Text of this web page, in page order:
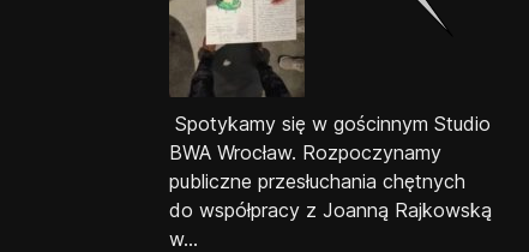
Spotykamy się w gościnnym Studio
BWA Wrocław. Rozpoczynamy
publiczne przesłuchania chętnych
do współpracy z Joanną Rajkowską
w...